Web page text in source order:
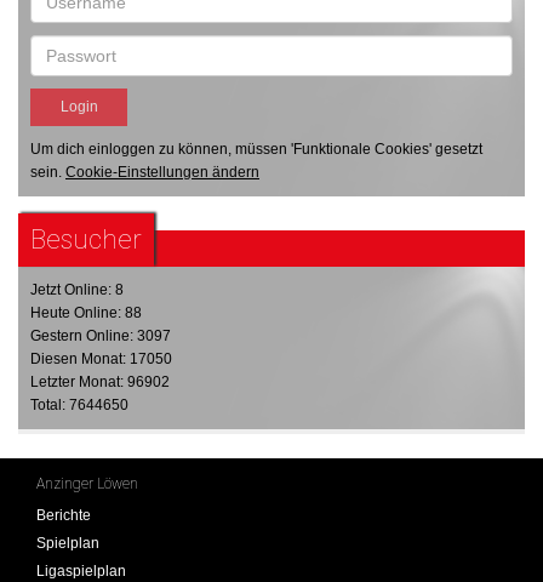
Um dich einloggen zu können, müssen 'Funktionale Cookies' gesetzt
sein. Cookie-Einstellungen ändern
Besucher
Jetzt Online: 8
Heute Online: 88
Gestern Online: 3097
Diesen Monat: 17050
Letzter Monat: 96902
Total: 7644650
Anzinger Löwen
Berichte
Spielplan
Ligaspielplan